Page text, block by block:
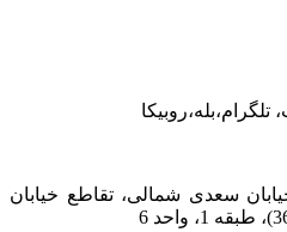
سعدی شمالی، تقاطع خیابان